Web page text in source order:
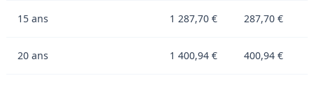
15 ans 1 287,70 € 287,70 €
20 ans 1 400,94 € 400,94 €